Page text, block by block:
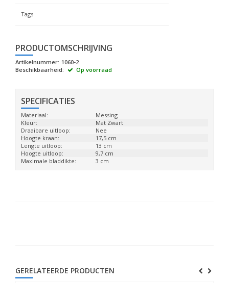
Tags
PRODUCTOMSCHRIJVING
Artikelnummer: 1060-2
Beschikbaarheid:
Op voorraad
SPECIFICATIES
Materiaal:
Messing
Kleur:
Mat Zwart
Draaibare uitloop:
Nee
Hoogte kraan:
17,5 cm
Lengte uitloop:
13 cm
Hoogte uitloop:
9,7 cm
Maximale bladdikte:
3 cm
GERELATEERDE PRODUCTEN